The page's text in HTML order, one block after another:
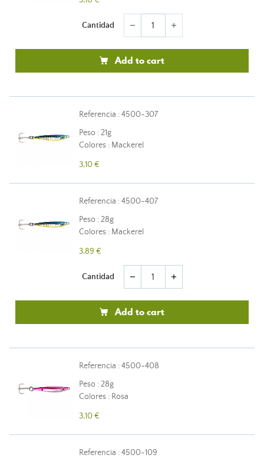
Cantidad remove add
Add to cart
Referencia : 4500-307
Peso : 21g
Colores : Mackerel
3,10 €
Referencia : 4500-407
Peso : 28g
Colores : Mackerel
3,89 €
Cantidad remove add
Add to cart
Referencia : 4500-408
Peso : 28g
Colores : Rosa
3,10 €
Referencia : 4500-109